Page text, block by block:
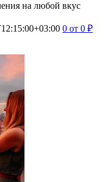
на любой вкус
0 от 0 ₽